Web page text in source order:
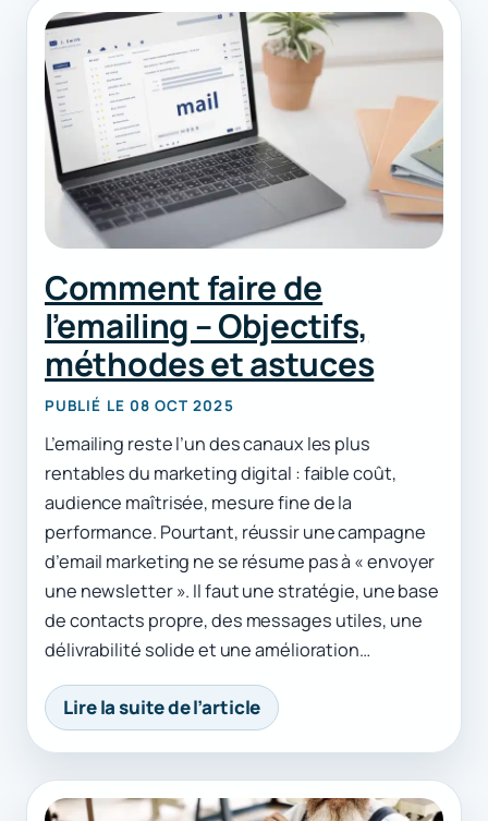
Comment faire de
l’emailing – Objectifs,
méthodes et astuces
PUBLIÉ LE 08 OCT 2025
L’emailing reste l’un des canaux les plus
rentables du marketing digital : faible coût,
audience maîtrisée, mesure fine de la
performance. Pourtant, réussir une campagne
d’email marketing ne se résume pas à « envoyer
une newsletter ». Il faut une stratégie, une base
de contacts propre, des messages utiles, une
délivrabilité solide et une amélioration…
Lire la suite de l’article